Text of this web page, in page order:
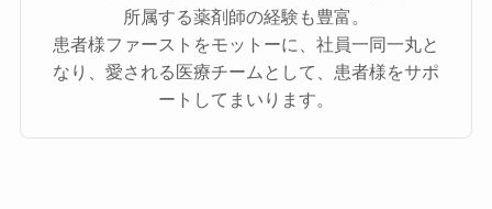
所属する薬剤師の経験も豊富。
患者様ファーストをモットーに、社員一同一丸と
なり、愛される医療チームとして、患者様をサポ
ートしてまいります。